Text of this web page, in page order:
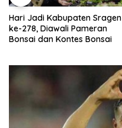
Hari Jadi Kabupaten Sragen
ke-278, Diawali Pameran
Bonsai dan Kontes Bonsai